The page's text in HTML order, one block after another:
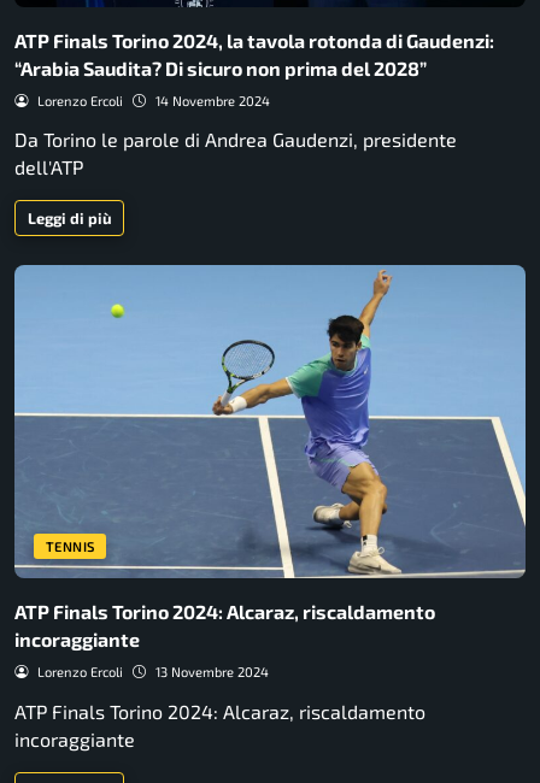
ATP Finals Torino 2024, la tavola rotonda di Gaudenzi:
“Arabia Saudita? Di sicuro non prima del 2028”
Lorenzo Ercoli 14 Novembre 2024
Da Torino le parole di Andrea Gaudenzi, presidente
dell'ATP
Leggi di più
TENNIS
ATP Finals Torino 2024: Alcaraz, riscaldamento
incoraggiante
Lorenzo Ercoli 13 Novembre 2024
ATP Finals Torino 2024: Alcaraz, riscaldamento
incoraggiante